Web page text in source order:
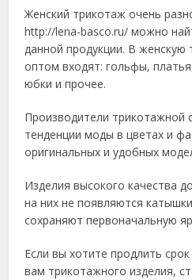
Женский трикотаж очень
http://lena-basco.ru/ можно
данной продукции. В
оптом входят: гольфы,
юбки и прочее.
Производители
тенденции моды в цветах и
оригинальных и удобных
Изделия высокого качества
на них не появляются
сохраняют первоначальную
Если вы хотите продлить
вам трикотажного изделия,